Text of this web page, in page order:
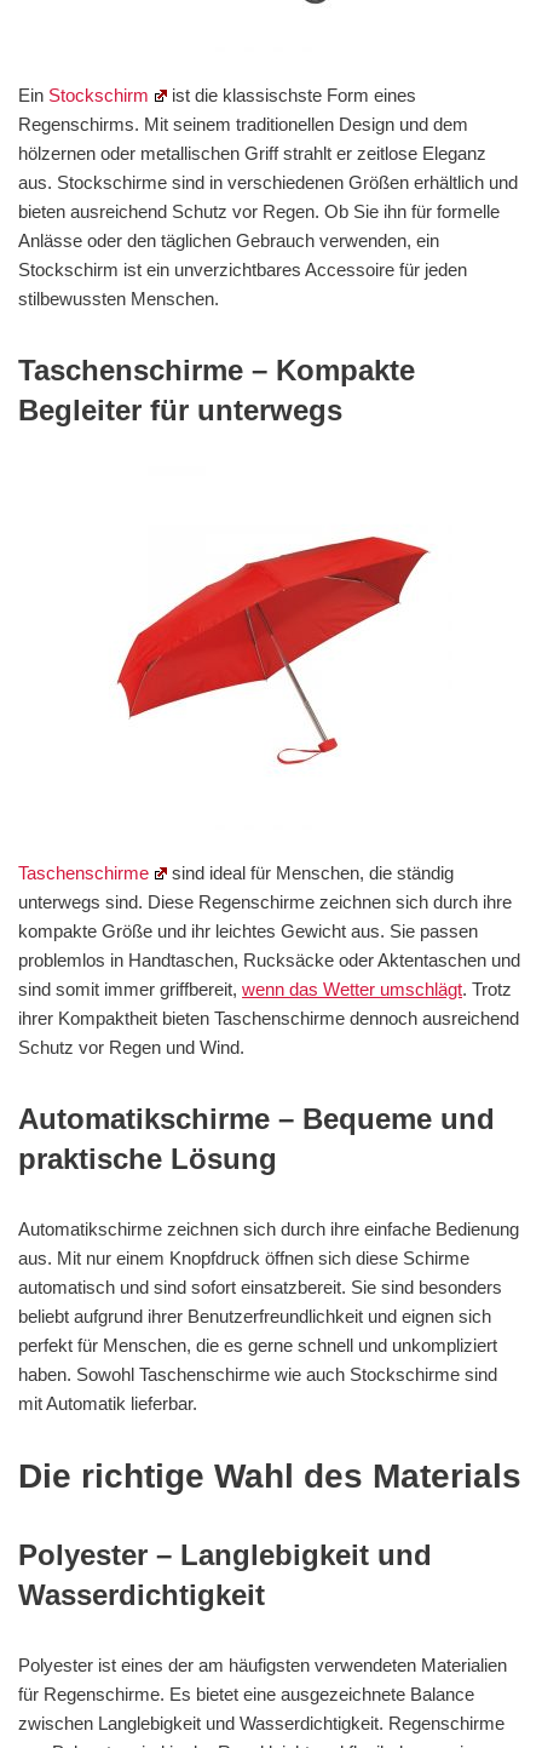
Ein Stockschirm
ist die klassischste Form eines
Regenschirms. Mit seinem traditionellen Design und dem
hölzernen oder metallischen Griff strahlt er zeitlose Eleganz
aus. Stockschirme sind in verschiedenen Größen erhältlich und
bieten ausreichend Schutz vor Regen. Ob Sie ihn für formelle
Anlässe oder den täglichen Gebrauch verwenden, ein
Stockschirm ist ein unverzichtbares Accessoire für jeden
stilbewussten Menschen.
Taschenschirme – Kompakte
Begleiter für unterwegs
Taschenschirme
sind ideal für Menschen, die ständig
unterwegs sind. Diese Regenschirme zeichnen sich durch ihre
kompakte Größe und ihr leichtes Gewicht aus. Sie passen
problemlos in Handtaschen, Rucksäcke oder Aktentaschen und
sind somit immer griffbereit, wenn das Wetter umschlägt. Trotz
ihrer Kompaktheit bieten Taschenschirme dennoch ausreichend
Schutz vor Regen und Wind.
Automatikschirme – Bequeme und
praktische Lösung
Automatikschirme zeichnen sich durch ihre einfache Bedienung
aus. Mit nur einem Knopfdruck öffnen sich diese Schirme
automatisch und sind sofort einsatzbereit. Sie sind besonders
beliebt aufgrund ihrer Benutzerfreundlichkeit und eignen sich
perfekt für Menschen, die es gerne schnell und unkompliziert
haben. Sowohl Taschenschirme wie auch Stockschirme sind
mit Automatik lieferbar.
Die richtige Wahl des Materials
Polyester – Langlebigkeit und
Wasserdichtigkeit
Polyester ist eines der am häufigsten verwendeten Materialien
für Regenschirme. Es bietet eine ausgezeichnete Balance
zwischen Langlebigkeit und Wasserdichtigkeit. Regenschirme